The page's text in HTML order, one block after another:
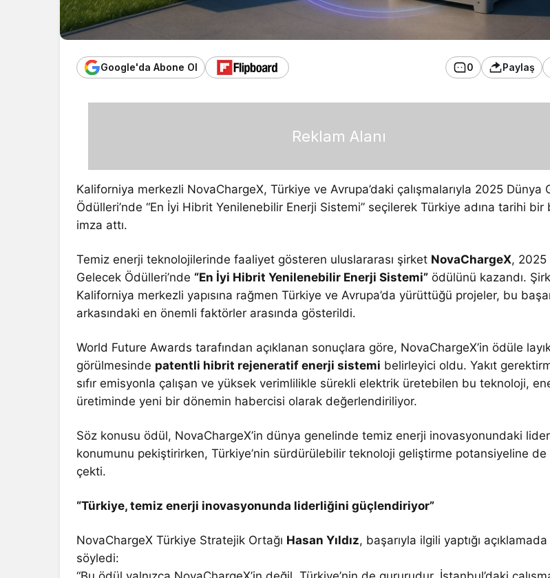
Google'da Abone Ol 0 Paylaş
Reklam Alanı
Kaliforniya merkezli NovaChargeX, Türkiye ve Avrupa’daki çalışmalarıyla 2025 Dünya
Ödülleri’nde “En İyi Hibrit Yenilenebilir Enerji Sistemi” seçilerek Türkiye adına tarihi bir
imza attı.
Temiz enerji teknolojilerinde faaliyet gösteren uluslararası şirket NovaChargeX, 2025
Gelecek Ödülleri’nde “En İyi Hibrit Yenilenebilir Enerji Sistemi” ödülünü kazandı.
Kaliforniya merkezli yapısına rağmen Türkiye ve Avrupa’da yürüttüğü projeler, bu
arkasındaki en önemli faktörler arasında gösterildi.
World Future Awards tarafından açıklanan sonuçlara göre, NovaChargeX’in ödüle
görülmesinde patentli hibrit rejeneratif enerji sistemi belirleyici oldu. Yakıt
sıfır emisyonla çalışan ve yüksek verimlilikle sürekli elektrik üretebilen bu teknoloji,
üretiminde yeni bir dönemin habercisi olarak değerlendiriliyor.
Söz konusu ödül, NovaChargeX’in dünya genelinde temiz enerji inovasyonundaki lider
konumunu pekiştirirken, Türkiye’nin sürdürülebilir teknoloji geliştirme potansiyeline
çekti.
“Türkiye, temiz enerji inovasyonunda liderliğini güçlendiriyor”
NovaChargeX Türkiye Stratejik Ortağı Hasan Yıldız, başarıyla ilgili yaptığı açıklamada
söyledi: